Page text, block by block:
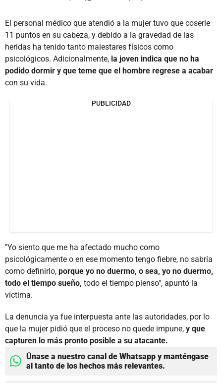
El personal médico que atendió a la mujer tuvo que coserle
11 puntos en su cabeza, y debido a la gravedad de las
heridas ha tenido tanto malestares físicos como
psicológicos. Adicionalmente, la joven indica que no ha
podido dormir y que teme que el hombre regrese a acabar
con su vida.
PUBLICIDAD
"Yo siento que me ha afectado mucho como
psicológicamente o en ese momento tengo fiebre, no sabría
como definirlo, porque yo no duermo, o sea, yo no duermo,
todo el tiempo sueño, todo el tiempo pienso", apuntó la
víctima.
La denuncia ya fue interpuesta ante las autoridades, por lo
que la mujer pidió que el proceso no quede impune, y que
capturen lo más pronto posible a su atacante.
Únase a nuestro canal de Whatsapp y manténgase
al tanto de los hechos más relevantes.